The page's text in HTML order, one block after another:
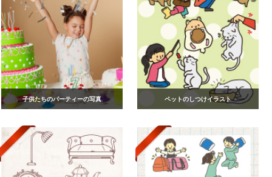
子供たちのパーティーの写真 ペットのしつけイラスト